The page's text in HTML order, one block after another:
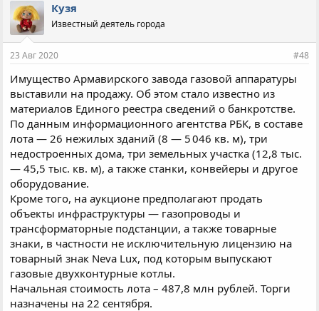
Кузя
Известный деятель города
23 Авг 2020 #48
Имущество Армавирского завода газовой аппаратуры
выставили на продажу. Об этом стало известно из
материалов Единого реестра сведений о банкротстве.
По данным информационного агентства РБК, в составе
лота — 26 нежилых зданий (8 — 5 046 кв. м), три
недостроенных дома, три земельных участка (12,8 тыс.
— 45,5 тыс. кв. м), а также станки, конвейеры и другое
оборудование.
Кроме того, на аукционе предполагают продать
объекты инфраструктуры — газопроводы и
трансформаторные подстанции, а также товарные
знаки, в частности не исключительную лицензию на
товарный знак Neva Lux, под которым выпускают
газовые двухконтурные котлы.
Начальная стоимость лота – 487,8 млн рублей. Торги
назначены на 22 сентября.